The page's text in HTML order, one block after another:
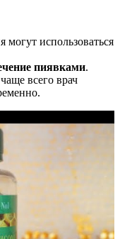
использоваться
пиявками.
всего врач